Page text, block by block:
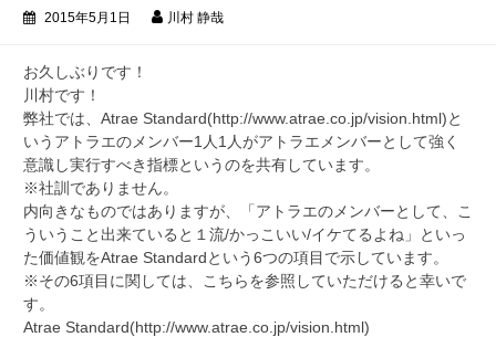
2015年5月1日 川村 静哉
お久しぶりです！
川村です！
弊社では、Atrae Standard(http://www.atrae.co.jp/vision.html)と
いうアトラエのメンバー1人1人がアトラエメンバーとして強く
意識し実行すべき指標というのを共有しています。
※社訓でありません。
内向きなものではありますが、「アトラエのメンバーとして、こ
ういうこと出来ていると１流/かっこいい/イケてるよね」といっ
た価値観をAtrae Standardという6つの項目で示しています。
※その6項目に関しては、こちらを参照していただけると幸いで
す。
Atrae Standard(http://www.atrae.co.jp/vision.html)